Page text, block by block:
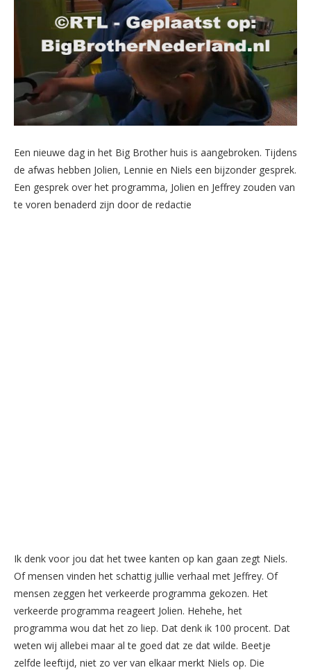
Een nieuwe dag in het Big Brother huis is aangebroken. Tijdens
de afwas hebben Jolien, Lennie en Niels een bijzonder gesprek.
Een gesprek over het programma, Jolien en Jeffrey zouden van
te voren benaderd zijn door de redactie
Ik denk voor jou dat het twee kanten op kan gaan zegt Niels.
Of mensen vinden het schattig jullie verhaal met Jeffrey. Of
mensen zeggen het verkeerde programma gekozen. Het
verkeerde programma reageert Jolien. Hehehe, het
programma wou dat het zo liep. Dat denk ik 100 procent. Dat
weten wij allebei maar al te goed dat ze dat wilde. Beetje
zelfde leeftijd, niet zo ver van elkaar merkt Niels op. Die